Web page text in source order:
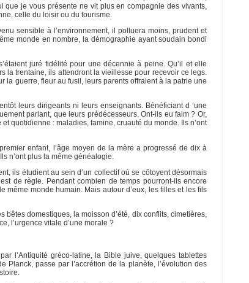
je vous présente ne vit plus en compagnie des vivants,
celle du loisir ou du tourisme.
sensible à l’environnement, il polluera moins, prudent et
monde en nombre, la démographie ayant soudain bondi
juré fidélité pour une décennie à peine. Qu’il et elle
la trentaine, ils attendront la vieillesse pour recevoir ce legs.
la guerre, fleur au fusil, leurs parents offraient à la patrie une
leurs dirigeants ni leurs enseignants. Bénéficiant d ‘une
parlant, que leurs prédécesseurs. Ont-ils eu faim ? Or,
quotidienne : maladies, famine, cruauté du monde. Ils n’ont
enfant, l’âge moyen de la mère a progressé de dix à
n’ont plus la même généalogie.
ils étudient au sein d’un collectif où se côtoyent désormais
de règle. Pendant combien de temps pourront-ils encore
même monde humain. Mais autour d’eux, les filles et les fils
domestiques, la moisson d’été, dix conflits, cimetières,
l’urgence vitale d’une morale ?
l’Antiquité gréco-latine, la Bible juive, quelques tablettes
passe par l’accrétion de la planète, l’évolution des